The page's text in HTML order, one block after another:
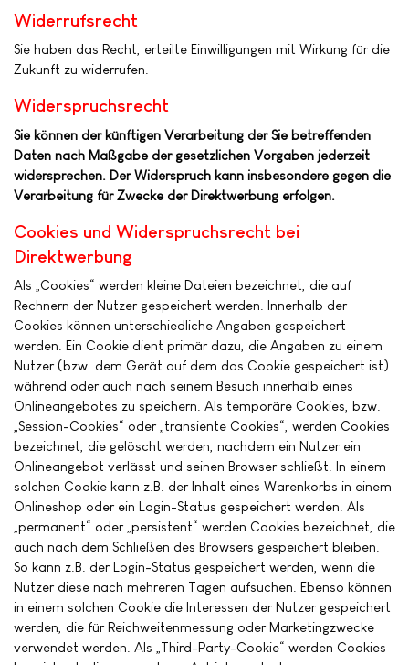
Widerrufsrecht
Sie haben das Recht, erteilte Einwilligungen mit Wirkung für die
Zukunft zu widerrufen.
Widerspruchsrecht
Sie können der künftigen Verarbeitung der Sie betreffenden
Daten nach Maßgabe der gesetzlichen Vorgaben jederzeit
widersprechen. Der Widerspruch kann insbesondere gegen die
Verarbeitung für Zwecke der Direktwerbung erfolgen.
Cookies und Widerspruchsrecht bei
Direktwerbung
Als „Cookies“ werden kleine Dateien bezeichnet, die auf
Rechnern der Nutzer gespeichert werden. Innerhalb der
Cookies können unterschiedliche Angaben gespeichert
werden. Ein Cookie dient primär dazu, die Angaben zu einem
Nutzer (bzw. dem Gerät auf dem das Cookie gespeichert ist)
während oder auch nach seinem Besuch innerhalb eines
Onlineangebotes zu speichern. Als temporäre Cookies, bzw.
„Session-Cookies“ oder „transiente Cookies“, werden Cookies
bezeichnet, die gelöscht werden, nachdem ein Nutzer ein
Onlineangebot verlässt und seinen Browser schließt. In einem
solchen Cookie kann z.B. der Inhalt eines Warenkorbs in einem
Onlineshop oder ein Login-Status gespeichert werden. Als
„permanent“ oder „persistent“ werden Cookies bezeichnet, die
auch nach dem Schließen des Browsers gespeichert bleiben.
So kann z.B. der Login-Status gespeichert werden, wenn die
Nutzer diese nach mehreren Tagen aufsuchen. Ebenso können
in einem solchen Cookie die Interessen der Nutzer gespeichert
werden, die für Reichweitenmessung oder Marketingzwecke
verwendet werden. Als „Third-Party-Cookie“ werden Cookies